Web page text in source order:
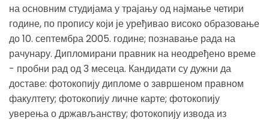
на основним студијама у трајању од најмање четири
године, по пропису који је уређивао високо образовање
до 10. септембра 2005. године; познавање рада на
рачунару. Дипломирани правник на неодређено време
- пробни рад од 3 месеца. Кандидати су дужни да
доставе: фотокопију дипломе о завршеном правном
факултету; фотокопију личне карте; фотокопију
уверења о држављанству; фотокопију извода из